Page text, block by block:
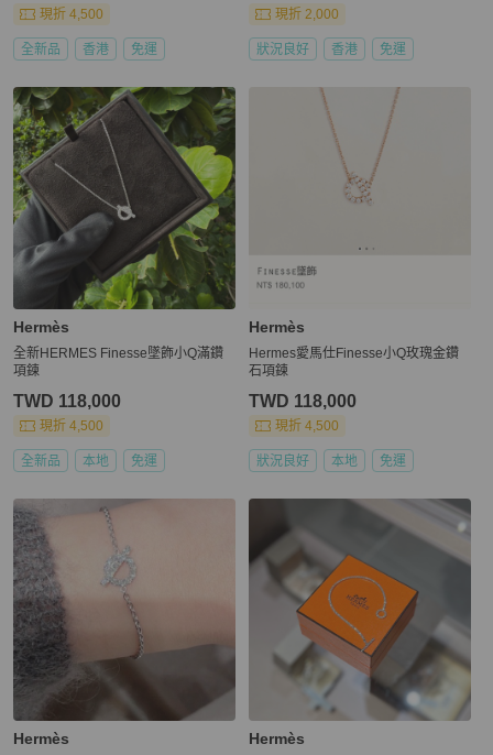
現折 4,500
全新品 香港 免運
現折 2,000
狀況良好 香港 免運
Hermès
全新HERMES Finesse墜飾小Q滿鑽
項鍊
TWD 118,000
現折 4,500
全新品 本地 免運
Hermès
Hermes愛馬仕Finesse小Q玫瑰金鑽
石項鍊
TWD 118,000
現折 4,500
狀況良好 本地 免運
Hermès Hermès